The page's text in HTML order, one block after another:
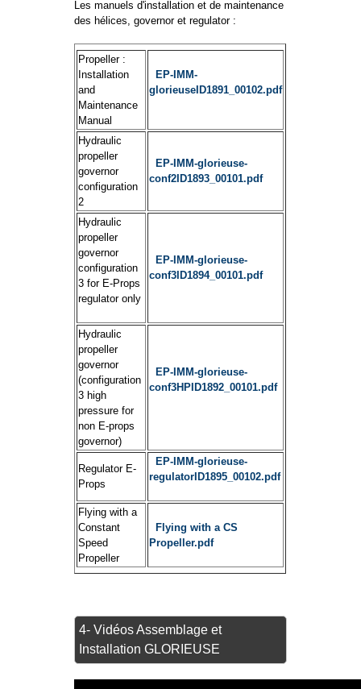
Les manuels d'installation et de maintenance
des hélices, governor et regulator :
Propeller :
Installation
and
Maintenance
Manual
EP-IMM-
glorieuseID1891_00102.pdf
Hydraulic
propeller
governor
configuration
2
EP-IMM-glorieuse-
conf2ID1893_00101.pdf
Hydraulic
propeller
governor
configuration
3 for E-Props
regulator only
EP-IMM-glorieuse-
conf3ID1894_00101.pdf
Hydraulic
propeller
governor
(configuration
3 high
pressure for
non E-props
governor)
EP-IMM-glorieuse-
conf3HPID1892_00101.pdf
Regulator E-
Props
EP-IMM-glorieuse-
regulatorID1895_00102.pdf
Flying with a
Constant
Speed
Propeller
Flying with a CS
Propeller.pdf
4- Vidéos Assemblage et
Installation GLORIEUSE